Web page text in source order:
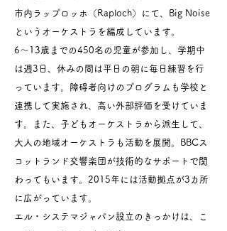
市内ラップロッホ（Raploch）にて、Big Noise
というオーケストラを編成しています。
6〜13歳までの450名の児童が参加し、学期中
は週3日、休みの間は平日の朝に毎日練習を行
っています。障碍者向けのプログラムも学校と
連携して実施され、高い外部評価を受けていま
す。また、子どもオーケストラから派生して、
大人の地域オーケストラも活動を展開。BBCス
コットランド交響楽団が技術的なサポートで関
わってもいます。2015年には活動拠点が3カ所
に広がっています。
エル・システマジャパン設立のきっかけは、こ